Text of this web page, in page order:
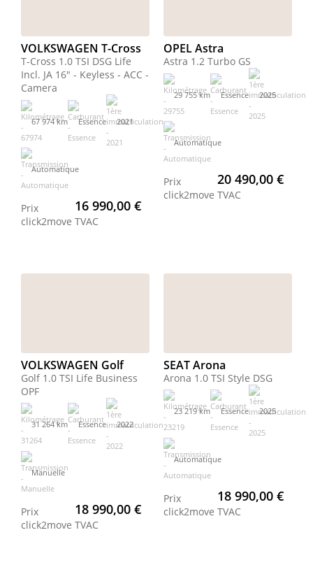
VOLKSWAGEN T-Cross
T-Cross 1.0 TSI DSG Life
Incl. JA 16" - Keyless - ACC -
Camera
67 974 km Essence 2021
Automatique
Prix
click2move
16 990,00 €
TVAC
OPEL Astra
Astra 1.2 Turbo GS
29 755 km Essence 2025
Automatique
Prix
click2move
20 490,00 €
TVAC
VOLKSWAGEN Golf
Golf 1.0 TSI Life Business
OPF
31 264 km Essence 2022
Manuelle
Prix
click2move
18 990,00 €
TVAC
SEAT Arona
Arona 1.0 TSI Style DSG
23 219 km Essence 2025
Automatique
Prix
click2move
18 990,00 €
TVAC